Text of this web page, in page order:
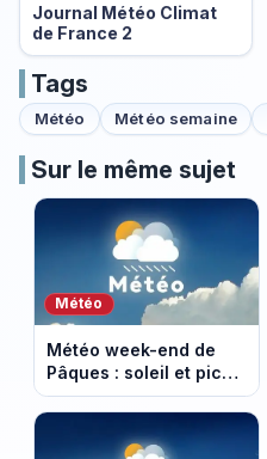
Journal Météo Climat
de France 2
Tags
Météo Météo semaine
Sur le même sujet
Météo
Météo week-end de
Pâques : soleil et pic
de douceur lundi
(vidéo)